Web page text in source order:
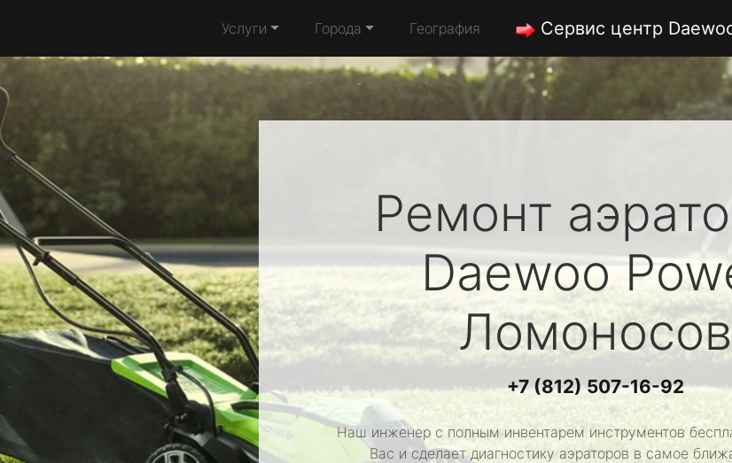
Услуги Города География Сервис центр
Ремонт
Daewoo
Ломоносов
+7 (812) 507-16-92
Наш инженер с полным инвентарем инструментов
Вас и сделает диагностику аэраторов в самое